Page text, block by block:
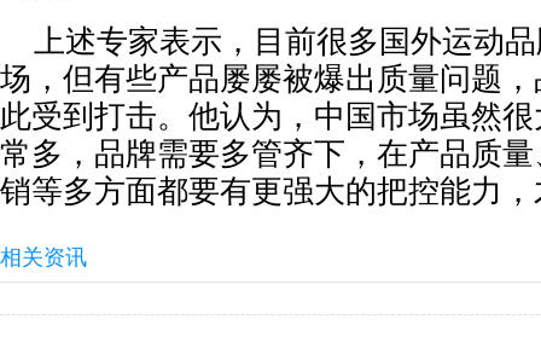
上述专家表示，目前很多国外运动
场，但有些产品屡屡被爆出质量问题
此受到打击。他认为，中国市场虽然
常多，品牌需要多管齐下，在产品质
销等多方面都要有更强大的把控能力
相关资讯